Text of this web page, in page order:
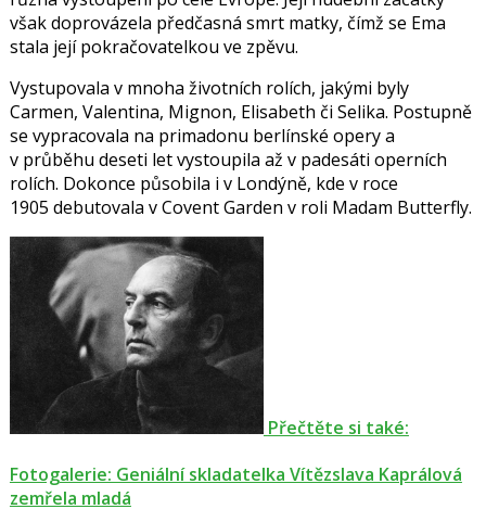
však doprovázela předčasná smrt matky, čímž se Ema
stala její pokračovatelkou ve zpěvu.
Vystupovala v mnoha životních rolích, jakými byly
Carmen, Valentina, Mignon, Elisabeth či Selika. Postupně
se vypracovala na primadonu berlínské opery a
v průběhu deseti let vystoupila až v padesáti operních
rolích. Dokonce působila i v Londýně, kde v roce
1905 debutovala v Covent Garden v roli Madam Butterfly.
Přečtěte si také:
Fotogalerie: Geniální skladatelka Vítězslava Kaprálová
zemřela mladá